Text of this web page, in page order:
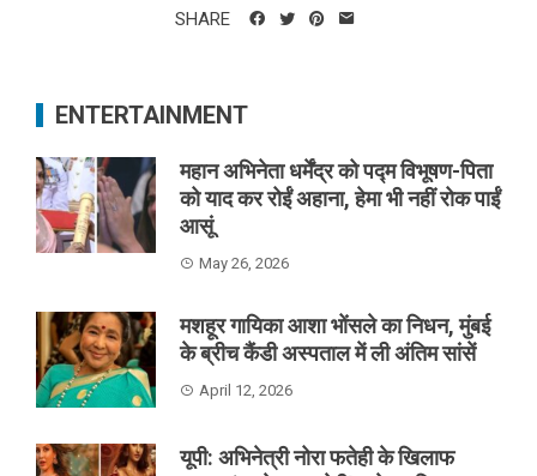
SHARE
ENTERTAINMENT
महान अभिनेता धर्मेंद्र को पद्म विभूषण-पिता
को याद कर रोईं अहाना, हेमा भी नहीं रोक पाईं
आसूं
May 26, 2026
मशहूर गायिका आशा भोंसले का निधन, मुंबई
के ब्रीच कैंडी अस्पताल में ली अंतिम सांसें
April 12, 2026
यूपी: अभिनेत्री नोरा फतेही के खिलाफ